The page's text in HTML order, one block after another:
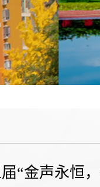
“金声永恒